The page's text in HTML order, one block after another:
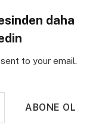
daha
to your email.
ABONE OL